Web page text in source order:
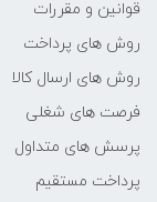
قوانین و مقررات
روش های پرداخت
روش های ارسال کالا
فرصت های شغلی
پرسش های متداول
پرداخت مستقیم